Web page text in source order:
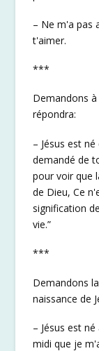
– Ne m'a pas
t'aimer.
***
Demandons
répondra:
– Jésus est
demandé de
pour voir que
de Dieu, Ce
signification
vie.”
***
Demandons
naissance de
– Jésus est
midi que je